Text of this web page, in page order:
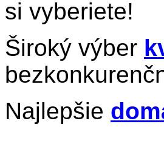
si vyberiete!
Široký výber
Najlepšie